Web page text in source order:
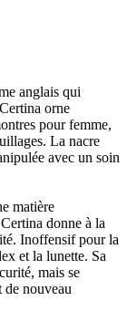
anglais qui
orne
pour femme,
La nacre
avec un soin
matière
donne à la
Inoffensif pour la
et la lunette. Sa
mais se
de nouveau